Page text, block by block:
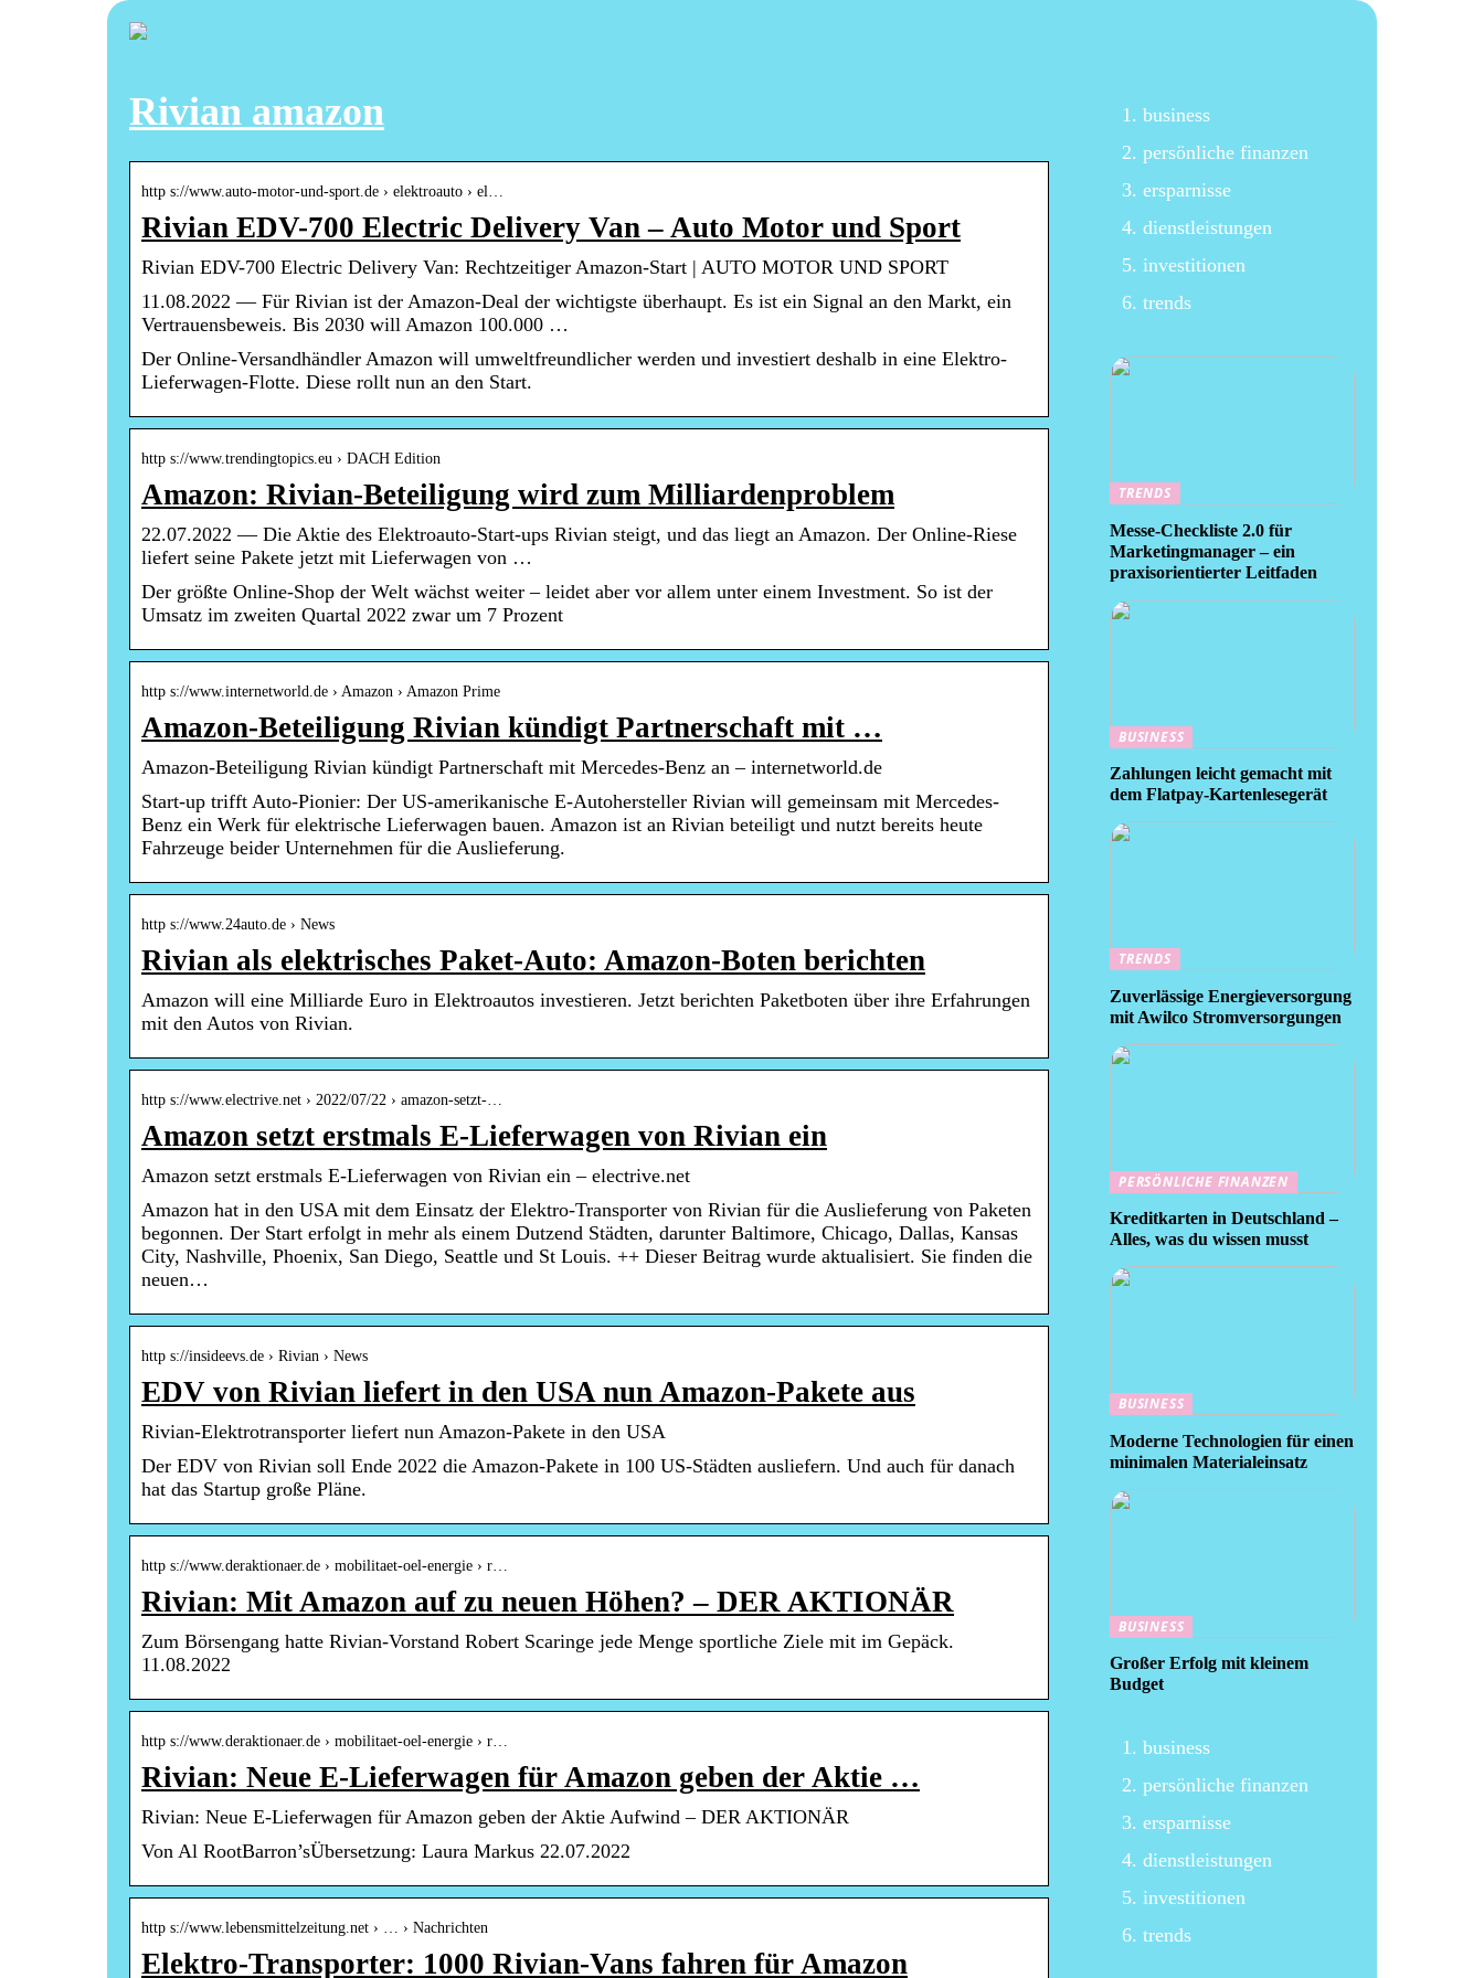
Rivian amazon
http s://www.auto-motor-und-sport.de › elektroauto › el…
Rivian EDV-700 Electric Delivery Van – Auto Motor und Sport
Rivian EDV-700 Electric Delivery Van: Rechtzeitiger Amazon-Start | AUTO MOTOR UND SPORT
11.08.2022 — Für Rivian ist der Amazon-Deal der wichtigste überhaupt. Es ist ein Signal an den Markt, ein
Vertrauensbeweis. Bis 2030 will Amazon 100.000 …
Der Online-Versandhändler Amazon will umweltfreundlicher werden und investiert deshalb in eine Elektro-
Lieferwagen-Flotte. Diese rollt nun an den Start.
http s://www.trendingtopics.eu › DACH Edition
Amazon: Rivian-Beteiligung wird zum Milliardenproblem
22.07.2022 — Die Aktie des Elektroauto-Start-ups Rivian steigt, und das liegt an Amazon. Der Online-Riese
liefert seine Pakete jetzt mit Lieferwagen von …
Der größte Online-Shop der Welt wächst weiter – leidet aber vor allem unter einem Investment. So ist der
Umsatz im zweiten Quartal 2022 zwar um 7 Prozent
http s://www.internetworld.de › Amazon › Amazon Prime
Amazon-Beteiligung Rivian kündigt Partnerschaft mit …
Amazon-Beteiligung Rivian kündigt Partnerschaft mit Mercedes-Benz an – internetworld.de
Start-up trifft Auto-Pionier: Der US-amerikanische E-Autohersteller Rivian will gemeinsam mit Mercedes-
Benz ein Werk für elektrische Lieferwagen bauen. Amazon ist an Rivian beteiligt und nutzt bereits heute
Fahrzeuge beider Unternehmen für die Auslieferung.
http s://www.24auto.de › News
Rivian als elektrisches Paket-Auto: Amazon-Boten berichten
Amazon will eine Milliarde Euro in Elektroautos investieren. Jetzt berichten Paketboten über ihre Erfahrungen
mit den Autos von Rivian.
http s://www.electrive.net › 2022/07/22 › amazon-setzt-…
Amazon setzt erstmals E-Lieferwagen von Rivian ein
Amazon setzt erstmals E-Lieferwagen von Rivian ein – electrive.net
Amazon hat in den USA mit dem Einsatz der Elektro-Transporter von Rivian für die Auslieferung von Paketen
begonnen. Der Start erfolgt in mehr als einem Dutzend Städten, darunter Baltimore, Chicago, Dallas, Kansas
City, Nashville, Phoenix, San Diego, Seattle und St Louis. ++ Dieser Beitrag wurde aktualisiert. Sie finden die
neuen…
http s://insideevs.de › Rivian › News
EDV von Rivian liefert in den USA nun Amazon-Pakete aus
Rivian-Elektrotransporter liefert nun Amazon-Pakete in den USA
Der EDV von Rivian soll Ende 2022 die Amazon-Pakete in 100 US-Städten ausliefern. Und auch für danach
hat das Startup große Pläne.
http s://www.deraktionaer.de › mobilitaet-oel-energie › r…
Rivian: Mit Amazon auf zu neuen Höhen? – DER AKTIONÄR
Zum Börsengang hatte Rivian-Vorstand Robert Scaringe jede Menge sportliche Ziele mit im Gepäck.
11.08.2022
http s://www.deraktionaer.de › mobilitaet-oel-energie › r…
Rivian: Neue E-Lieferwagen für Amazon geben der Aktie …
Rivian: Neue E-Lieferwagen für Amazon geben der Aktie Aufwind – DER AKTIONÄR
Von Al RootBarron’sÜbersetzung: Laura Markus 22.07.2022
http s://www.lebensmittelzeitung.net › … › Nachrichten
Elektro-Transporter: 1000 Rivian-Vans fahren für Amazon
business
persönliche finanzen
ersparnisse
dienstleistungen
investitionen
trends
TRENDS
Messe-Checkliste 2.0 für
Marketingmanager – ein
praxisorientierter Leitfaden
BUSINESS
Zahlungen leicht gemacht mit
dem Flatpay-Kartenlesegerät
TRENDS
Zuverlässige Energieversorgung
mit Awilco Stromversorgungen
PERSÖNLICHE FINANZEN
Kreditkarten in Deutschland –
Alles, was du wissen musst
BUSINESS
Moderne Technologien für einen
minimalen Materialeinsatz
BUSINESS
Großer Erfolg mit kleinem
Budget
business
persönliche finanzen
ersparnisse
dienstleistungen
investitionen
trends